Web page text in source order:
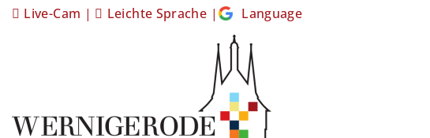
Live-Cam | Leichte Sprache | Language